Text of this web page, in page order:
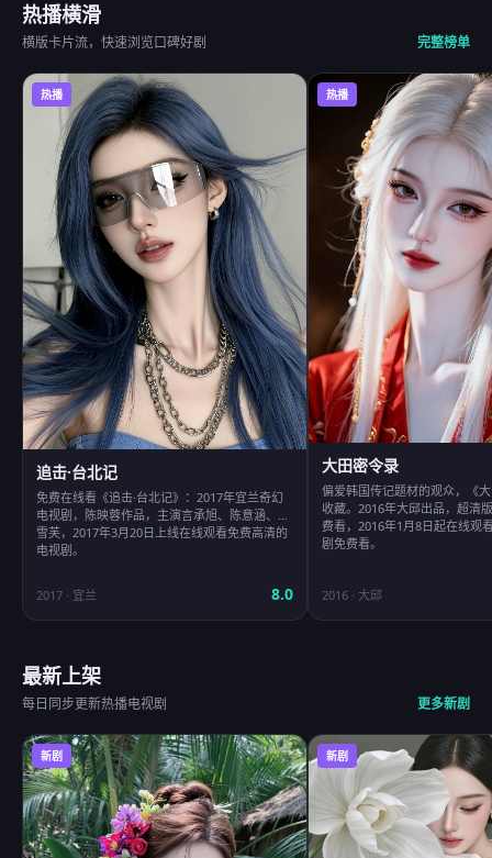
热播横滑
横版卡片流，快速浏览口碑好剧 完整榜单
热播
追击·台北记
免费在线看《追击·台北记》：2017年宜兰奇幻
电视剧，陈映蓉作品，主演言承旭、陈意涵、郭
雪芙，2017年3月20日上线在线观看免费高清的
电视剧。
2017 · 宜兰 8.0
热播
大田密令录
偏爱韩国传记题材的观众，《
收藏。2016年大邱出品，超清
费看，2016年1月8日起在线观
剧免费看。
2016 · 大邱
最新上架
每日同步更新热播电视剧 更多新剧
新剧 新剧